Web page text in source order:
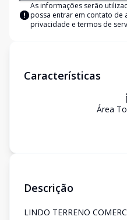
As informações serão
possa entrar em contato de
privacidade e termos de
Características
Área
Descrição
LINDO TERRENO